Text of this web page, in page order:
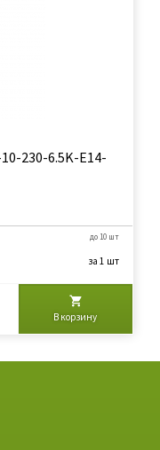
230-6.5K-E14-
до 10 шт
за 1 шт
В корзину